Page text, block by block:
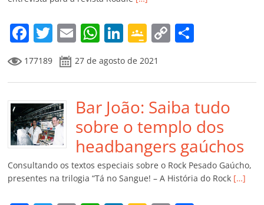
o
m
F
a
c
e
b
o
o
k
T
w
itt
er
E
m
ai
l
W
at
s
A
p
p
Li
n
k
e
dI
n
G
o
o
gl
e
Cl
a
ss
ro
C
y
Li
n
k
p
ar
til
h
ar
177189 27 de agosto de 2021
Bar João: Saiba tudo
sobre o templo dos
headbangers gaúchos
Consultando os textos especiais sobre o Rock Pesado Gaúcho,
presentes na trilogia “Tá no Sangue! – A História do Rock […]